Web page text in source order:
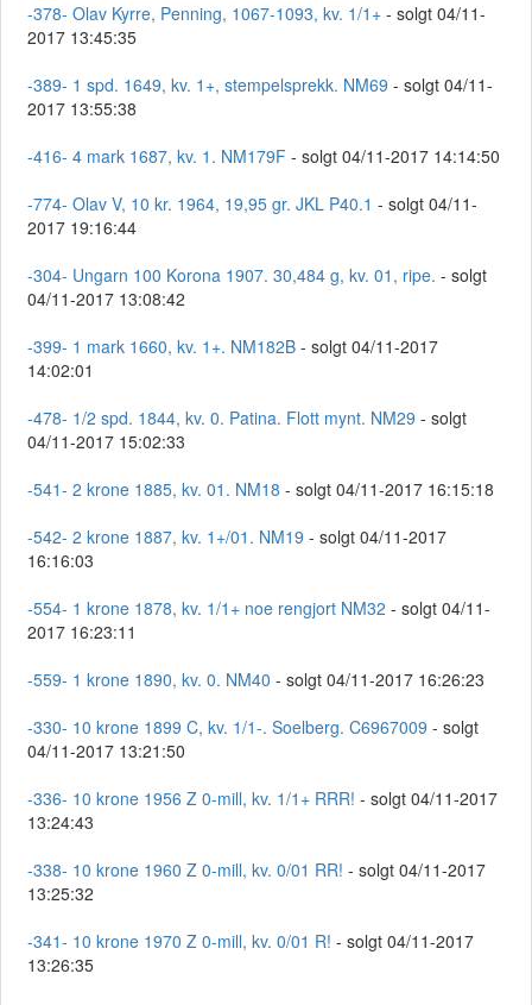
-378- Olav Kyrre, Penning, 1067-1093, kv. 1/1+ - solgt 04/11-
2017 13:45:35
-389- 1 spd. 1649, kv. 1+, stempelsprekk. NM69 - solgt 04/11-
2017 13:55:38
-416- 4 mark 1687, kv. 1. NM179F - solgt 04/11-2017 14:14:50
-774- Olav V, 10 kr. 1964, 19,95 gr. JKL P40.1 - solgt 04/11-
2017 19:16:44
-304- Ungarn 100 Korona 1907. 30,484 g, kv. 01, ripe. - solgt
04/11-2017 13:08:42
-399- 1 mark 1660, kv. 1+. NM182B - solgt 04/11-2017
14:02:01
-478- 1/2 spd. 1844, kv. 0. Patina. Flott mynt. NM29 - solgt
04/11-2017 15:02:33
-541- 2 krone 1885, kv. 01. NM18 - solgt 04/11-2017 16:15:18
-542- 2 krone 1887, kv. 1+/01. NM19 - solgt 04/11-2017
16:16:03
-554- 1 krone 1878, kv. 1/1+ noe rengjort NM32 - solgt 04/11-
2017 16:23:11
-559- 1 krone 1890, kv. 0. NM40 - solgt 04/11-2017 16:26:23
-330- 10 krone 1899 C, kv. 1/1-. Soelberg. C6967009 - solgt
04/11-2017 13:21:50
-336- 10 krone 1956 Z 0-mill, kv. 1/1+ RRR! - solgt 04/11-2017
13:24:43
-338- 10 krone 1960 Z 0-mill, kv. 0/01 RR! - solgt 04/11-2017
13:25:32
-341- 10 krone 1970 Z 0-mill, kv. 0/01 R! - solgt 04/11-2017
13:26:35